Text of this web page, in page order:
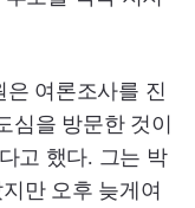
여론조사를 진
심을 방문한 것이
고 했다. 그는 박
만 오후 늦게여